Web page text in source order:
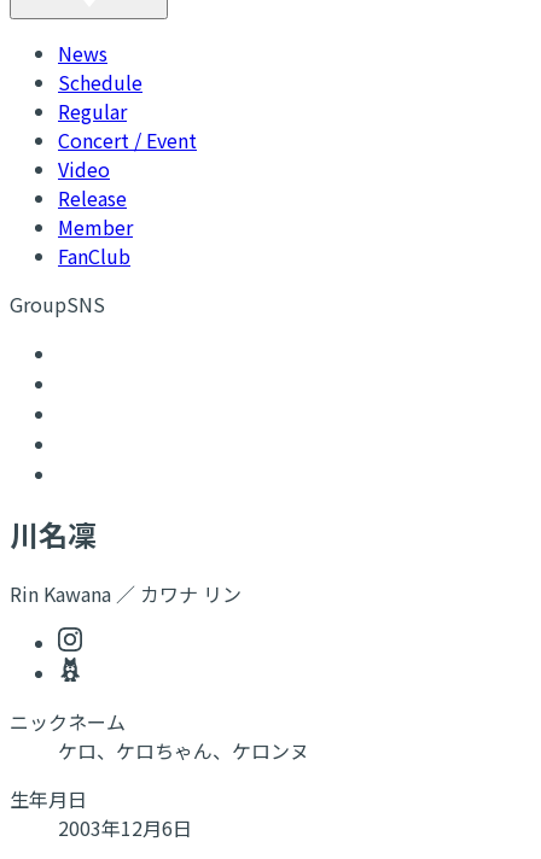
News
Schedule
Regular
Concert / Event
Video
Release
Member
FanClub
GroupSNS
川名凜
Rin Kawana ／ カワナ リン
ニックネーム
ケロ、ケロちゃん、ケロンヌ
生年月日
2003年12月6日